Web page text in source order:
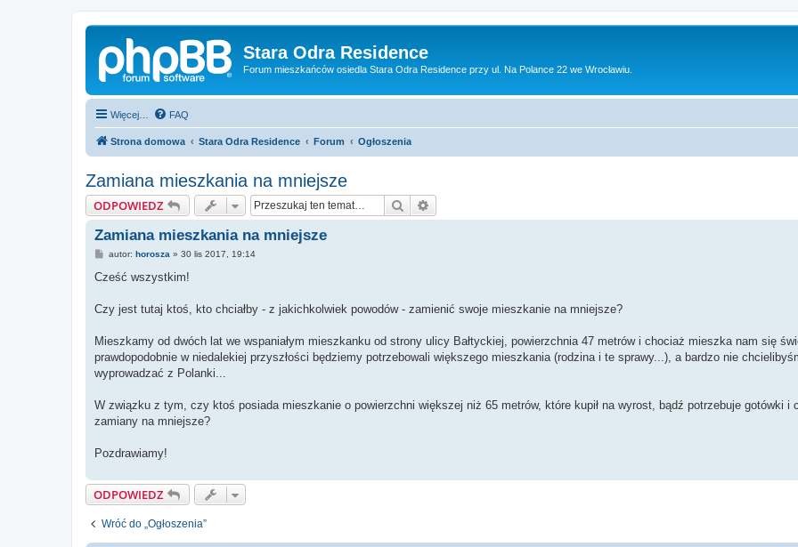
Stara Odra Residence
Forum mieszkańców osiedla Stara Odra Residence przy ul. Na Polance 22 we Wrocławiu.
Więcej… FAQ
Strona domowa Stara Odra Residence Forum Ogłoszenia
Zamiana mieszkania na mniejsze
ODPOWIEDZ Szukaj
Zamiana mieszkania na mniejsze
P
s
autor: horosza » 30 lis 2017, 19:14
Cześć wszystkim!
Czy jest tutaj ktoś, kto chciałby - z jakichkolwiek powodów - zamienić swoje mieszkanie na mniejsze?
Mieszkamy od dwóch lat we wspaniałym mieszkanku od strony ulicy Bałtyckiej, powierzchnia 47 metrów i chociaż mieszka nam się
prawdopodobnie w niedalekiej przyszłości będziemy potrzebowali większego mieszkania (rodzina i te sprawy...), a bardzo nie
wyprowadzać z Polanki...
W związku z tym, czy ktoś posiada mieszkanie o powierzchni większej niż 65 metrów, które kupił na wyrost, bądź potrzebuje gotówki i
zamiany na mniejsze?
Pozdrawiamy!
ODPOWIEDZ
Wróć do „Ogłoszenia”